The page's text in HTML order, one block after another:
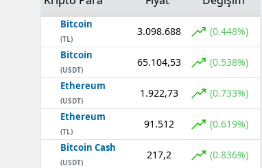
Bitcoin
(TL)
3.098.688 (0.448%)
Bitcoin
(USDT)
65.104,53 (0.538%)
Ethereum
(USDT)
1.922,73 (0.733%)
Ethereum
(TL)
91.512 (0.619%)
Bitcoin Cash
(USDT)
217,2 (0.836%)